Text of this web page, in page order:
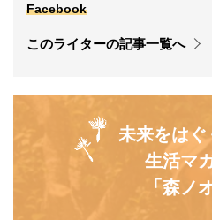
Facebook
このライターの記事一覧へ
未来をはぐ
生活マ
「森ノ